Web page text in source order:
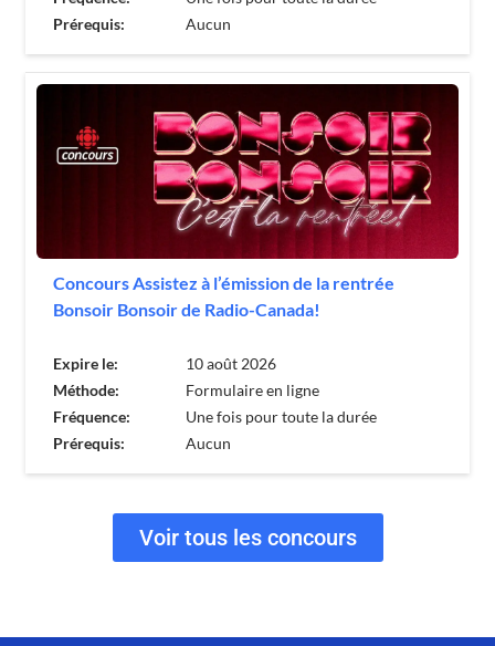
Prérequis:
Aucun
Concours Assistez à l’émission de la rentrée
Bonsoir Bonsoir de Radio-Canada!
Expire le:
10 août 2026
Méthode:
Formulaire en ligne
Fréquence:
Une fois pour toute la durée
Prérequis:
Aucun
Voir tous les concours